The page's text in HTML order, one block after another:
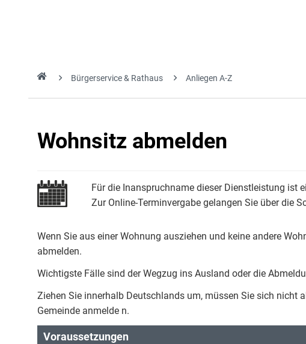
Bürgerservice & Rathaus Anliegen A-Z
Wohnsitz abmelden
Für die Inanspruchname dieser Dienstleistung ist
Zur Online-Terminvergabe gelangen Sie über die
Wenn Sie aus einer Wohnung ausziehen und keine andere
abmelden.
Wichtigste Fälle sind der Wegzug ins Ausland oder die
Ziehen Sie innerhalb Deutschlands um, müssen Sie sich nicht
Gemeinde anmelde n.
Voraussetzungen